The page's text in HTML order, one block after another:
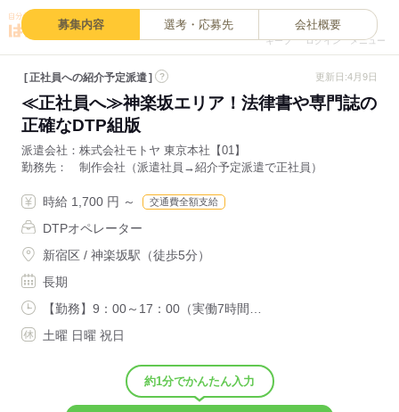
キープ ログイン メニュー
募集内容 選考・応募先 会社概要
正社員への紹介予定派遣 ? 更新日:4月9日
≪正社員へ≫神楽坂エリア！法律書や専門誌の
正確なDTP組版
派遣会社
株式会社モトヤ 東京本社【01】
勤務先
制作会社（派遣社員→紹介予定派遣で正社員）
時給 1,700 円 ～ 交通費全額支給
DTPオペレーター
新宿区 / 神楽坂駅（徒歩5分）
長期
【勤務】9：00～17：00（実働7時間…
土曜 日曜 祝日
約1分でかんたん入力